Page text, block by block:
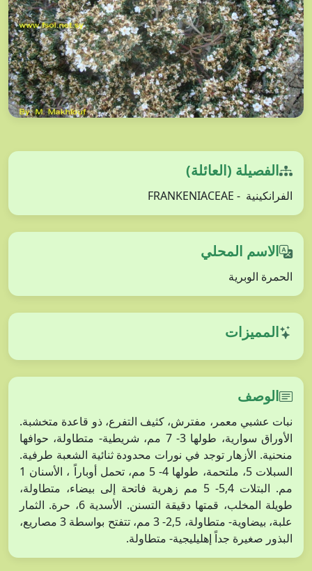
الفصيلة (العائلة)
الفرانكينية - FRANKENIACEAE
الاسم المحلي
الحمرة الوبرية
المميزات
الوصف
نبات عشبي معمر، مفترش، كثيف التفرع، ذو قاعدة متخشبة.
الأوراق سوارية، طولها 3- 7 مم، شريطية- متطاولة، حوافها
منحنية. الأزهار توجد في نورات محدودة ثنائية الشعبة طرفية.
السبلات 5، ملتحمة، طولها 4- 5 مم، تحمل أوباراً ، الأسنان 1
مم. البتلات 5,4- 5 مم زهرية فاتحة إلى بيضاء، متطاولة،
طويلة المخلب، قمتها دقيقة التسنن. الأسدية 6، حرة. الثمار
علبة، بيضاوية- متطاولة، 2,5- 3 مم، تتفتح بواسطة 3 مصاريع،
البذور صغيرة جداً إهليليجية- متطاولة.